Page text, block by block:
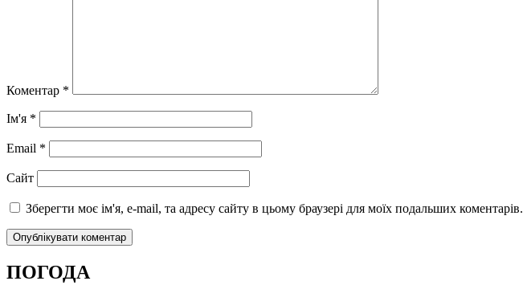
Коментар *
Ім'я *
Email *
Сайт
Зберегти моє ім'я, e-mail, та адресу сайту в цьому браузері для моїх подальших коментарів.
ПОГОДА